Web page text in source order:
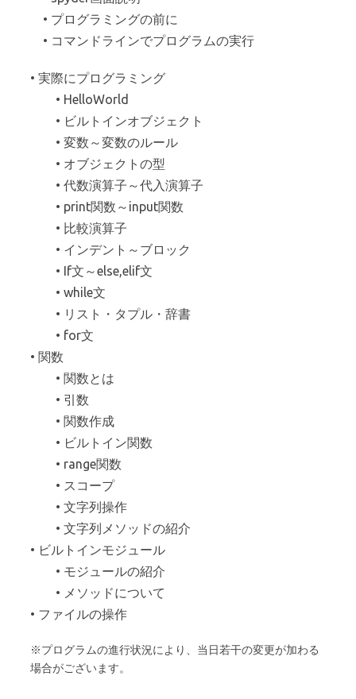
• プログラミングの前に
• コマンドラインでプログラムの実行
• 実際にプログラミング
• HelloWorld
• ビルトインオブジェクト
• 変数～変数のルール
• オブジェクトの型
• 代数演算子～代入演算子
• print関数～input関数
• 比較演算子
• インデント～ブロック
• If文～else,elif文
• while文
• リスト・タプル・辞書
• for文
• 関数
• 関数とは
• 引数
• 関数作成
• ビルトイン関数
• range関数
• スコープ
• 文字列操作
• 文字列メソッドの紹介
• ビルトインモジュール
• モジュールの紹介
• メソッドについて
• ファイルの操作
※プログラムの進行状況により、当日若干の変更が加わる
場合がございます。